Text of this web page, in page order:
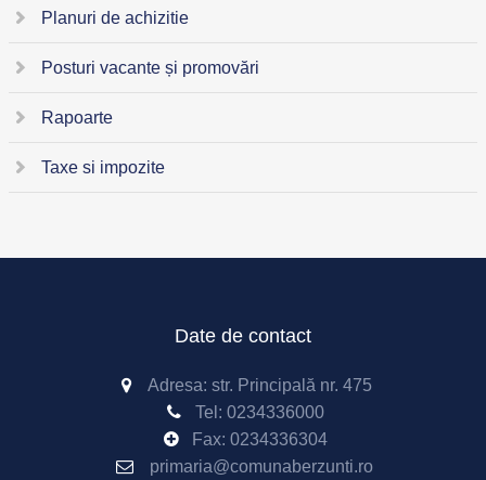
Planuri de achizitie
Posturi vacante și promovări
Rapoarte
Taxe si impozite
Date de contact
Adresa: str. Principală nr. 475
Tel: 0234336000
Fax: 0234336304
primaria@comunaberzunti.ro